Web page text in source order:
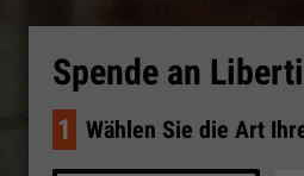
Spende an
1 Wählen Sie die Art